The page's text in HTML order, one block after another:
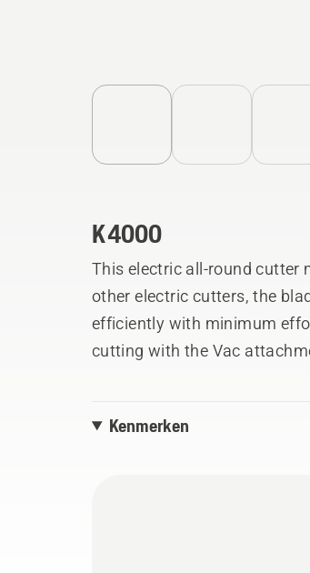
K 4000
This electric all-round cutter
other electric cutters, the
efficiently with minimum
cutting with the Vac
Kenmerken